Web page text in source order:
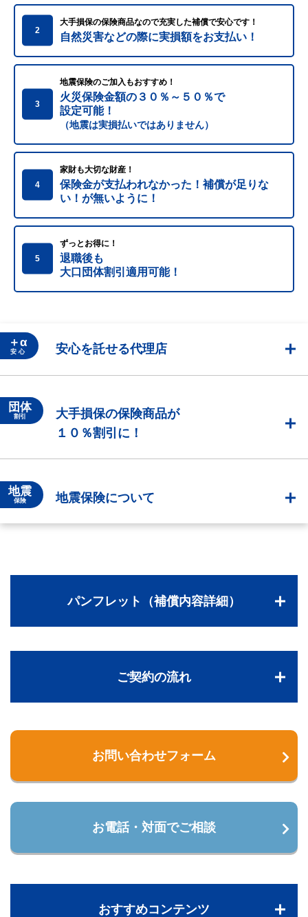
2
大手損保の保険商品なので充実した補償で安心です！
自然災害などの際に実損額をお支払い！
3
地震保険のご加入もおすすめ！
火災保険金額の３０％～５０％で
設定可能！
（地震は実損払いではありません）
4
家財も大切な財産！
保険金が支払われなかった！補償が足りな
い！が無いように！
5
ずっとお得に！
退職後も
大口団体割引適用可能！
＋α
安 心 安心を託せる代理店
団体
割引
大手損保の保険商品が
１０％割引に！
地震
保険 地震保険について
パンフレット（補償内容詳細）
ご契約の流れ
お問い合わせフォーム
お電話・対面でご相談
おすすめコンテンツ